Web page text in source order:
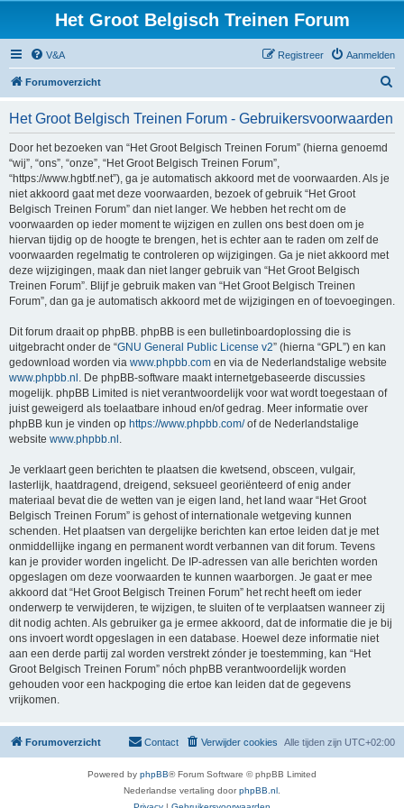
Het Groot Belgisch Treinen Forum
V&A Aanmelden
Registreer
Forumoverzicht
Het Groot Belgisch Treinen Forum - Gebruikersvoorwaarden
Door het bezoeken van “Het Groot Belgisch Treinen Forum” (hierna genoemd
“wij”, “ons”, “onze”, “Het Groot Belgisch Treinen Forum”,
“https://www.hgbtf.net”), ga je automatisch akkoord met de voorwaarden. Als je
niet akkoord gaat met deze voorwaarden, bezoek of gebruik “Het Groot
Belgisch Treinen Forum” dan niet langer. We hebben het recht om de
voorwaarden op ieder moment te wijzigen en zullen ons best doen om je
hiervan tijdig op de hoogte te brengen, het is echter aan te raden om zelf de
voorwaarden regelmatig te controleren op wijzigingen. Ga je niet akkoord met
deze wijzigingen, maak dan niet langer gebruik van “Het Groot Belgisch
Treinen Forum”. Blijf je gebruik maken van “Het Groot Belgisch Treinen
Forum”, dan ga je automatisch akkoord met de wijzigingen en of toevoegingen.
Dit forum draait op phpBB. phpBB is een bulletinboardoplossing die is
uitgebracht onder de “GNU General Public License v2” (hierna “GPL”) en kan
gedownload worden via www.phpbb.com en via de Nederlandstalige website
www.phpbb.nl . De phpBB-software maakt internetgebaseerde discussies
mogelijk. phpBB Limited is niet verantwoordelijk voor wat wordt toegestaan of
juist geweigerd als toelaatbare inhoud en/of gedrag. Meer informatie over
phpBB kun je vinden op https://www.phpbb.com/of de Nederlandstalige
website www.phpbb.nl .
Je verklaart geen berichten te plaatsen die kwetsend, obsceen, vulgair,
lasterlijk, haatdragend, dreigend, seksueel georiënteerd of enig ander
materiaal bevat die de wetten van je eigen land, het land waar “Het Groot
Belgisch Treinen Forum” is gehost of internationale wetgeving kunnen
schenden. Het plaatsen van dergelijke berichten kan ertoe leiden dat je met
onmiddellijke ingang en permanent wordt verbannen van dit forum. Tevens
kan je provider worden ingelicht. De IP-adressen van alle berichten worden
opgeslagen om deze voorwaarden te kunnen waarborgen. Je gaat er mee
akkoord dat “Het Groot Belgisch Treinen Forum” het recht heeft om ieder
onderwerp te verwijderen, te wijzigen, te sluiten of te verplaatsen wanneer zij
dit nodig achten. Als gebruiker ga je ermee akkoord, dat de informatie die je bij
ons invoert wordt opgeslagen in een database. Hoewel deze informatie niet
aan een derde partij zal worden verstrekt zónder je toestemming, kan “Het
Groot Belgisch Treinen Forum” nóch phpBB verantwoordelijk worden
gehouden voor een hackpoging die ertoe kan leiden dat de gegevens
vrijkomen.
Forumoverzicht Alle tijden zijn UTC+02:00
Verwijder cookies
Contact
Powered by phpBB® Forum Software © phpBB Limited
Nederlandse vertaling doorphpBB.nl